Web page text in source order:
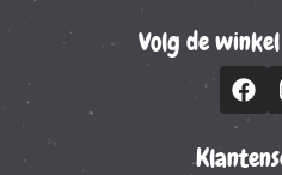
Volg de